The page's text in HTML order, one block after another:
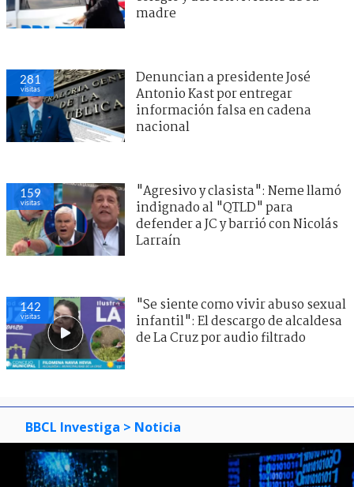
madre
281
visitas
Denuncian a presidente José
Antonio Kast por entregar
información falsa en cadena
nacional
159
visitas
"Agresivo y clasista": Neme llamó
indignado al "QTLD" para
defender a JC y barrió con Nicolás
Larraín
142
visitas
"Se siente como vivir abuso sexual
infantil": El descargo de alcaldesa
de La Cruz por audio filtrado
BBCL Investiga > Noticia